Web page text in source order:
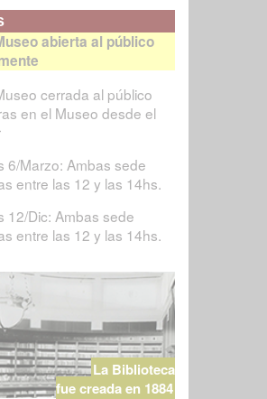
abierta al público
cerrada al público
en el Museo desde el
6/Marzo: Ambas sede
entre las 12 y las 14hs.
12/Dic: Ambas sede
entre las 12 y las 14hs.
La Biblioteca
fue creada en 1884